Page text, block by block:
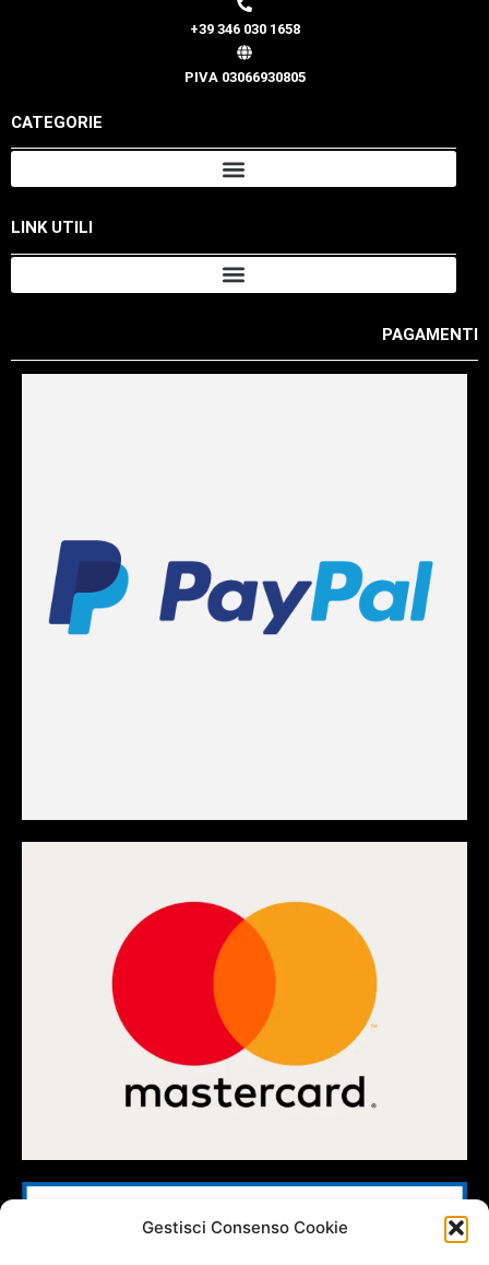
Gestisci Consenso Cookie
+39 346 030 1658
PIVA 03066930805
CATEGORIE
LINK UTILI
PAGAMENTI